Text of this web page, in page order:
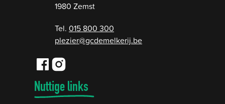
,1980 Zemst
015 800 300
E-mailplezier@gcdemelkerij.be
FacebookInstagram
Nuttige links